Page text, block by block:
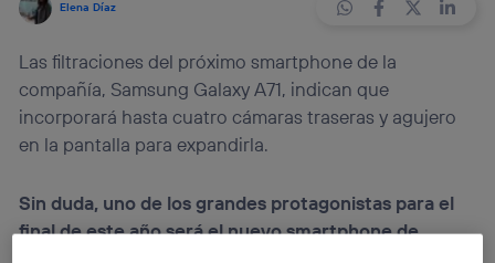
Elena Díaz
Las filtraciones del próximo smartphone de la
compañía, Samsung Galaxy A71, indican que
incorporará hasta cuatro cámaras traseras y agujero
en la pantalla para expandirla.
Sin duda, uno de los grandes protagonistas para el
final de este año será el nuevo smartphone de